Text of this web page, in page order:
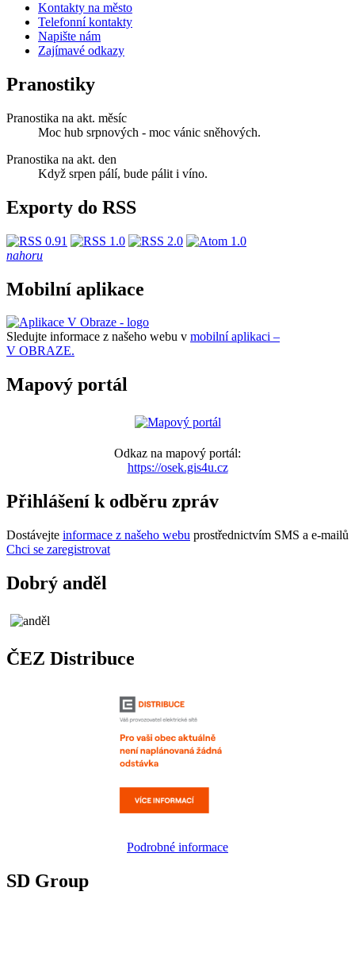
Kontakty na město
Telefonní kontakty
Napište nám
Zajímavé odkazy
Pranostiky
Pranostika na akt. měsíc
Moc hub srpnových - moc vánic sněhových.
Pranostika na akt. den
Když srpen pálí, bude pálit i víno.
Exporty do RSS
nahoru
Mobilní aplikace
Sledujte informace z našeho webu v mobilní aplikaci –
V OBRAZE.
Mapový portál
Odkaz na mapový portál:
https://osek.gis4u.cz
Přihlášení k odběru zpráv
Dostávejte informace z našeho webu prostřednictvím SMS a e-mailů
Chci se zaregistrovat
Dobrý anděl
ČEZ Distribuce
Podrobné informace
SD Group